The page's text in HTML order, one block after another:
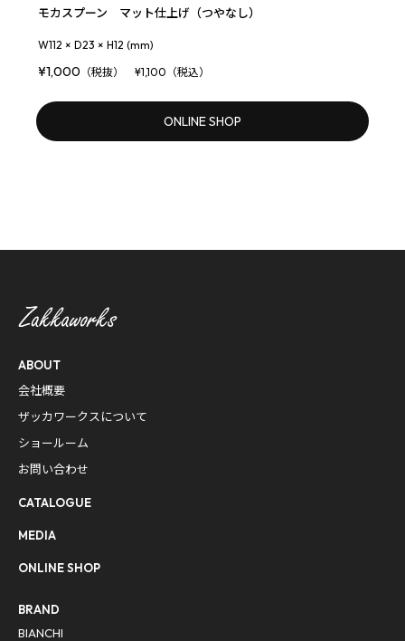
モカスプーン マット仕上げ（つやなし）
W112 × D23 × H12 (mm)
¥1,000 （税抜） ¥1,100（税込）
ONLINE SHOP
ABOUT
会社概要
ザッカワークスについて
ショールーム
お問い合わせ
CATALOGUE
MEDIA
ONLINE SHOP
BRAND
BIANCHI